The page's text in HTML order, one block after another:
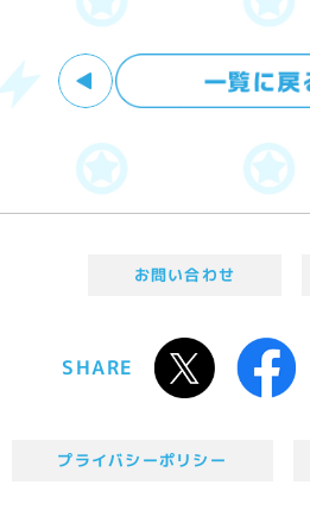
お問い合わせ
SHARE
プライバシーポリシー